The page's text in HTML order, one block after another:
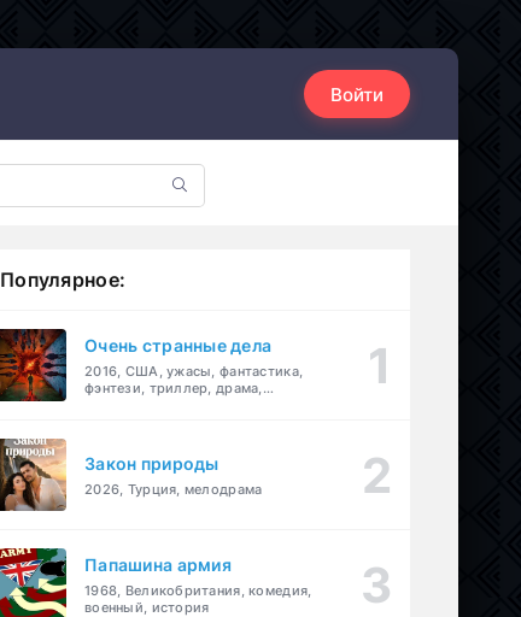
Войти
Популярное:
Очень странные дела
2016, США, ужасы, фантастика,
фэнтези, триллер, драма,
Закон природы
2026, Турция, мелодрама
Папашина армия
1968, Великобритания, комедия,
военный, история